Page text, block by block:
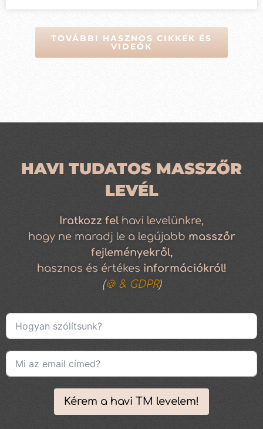
TOVÁBBI HASZNOS CIKKEK ÉS
VIDEÓK
HAVI TUDATOS MASSZŐR
LEVÉL
Iratkozz fel havi levelünkre,
hogy ne maradj le a legújabb masszőr
fejleményekről,
hasznos és értékes információkról!
(🍪 & GDPR)
Kérem a havi TM levelem!